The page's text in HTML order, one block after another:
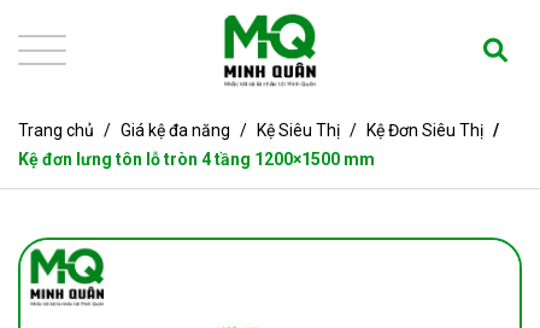
Trang chủ Giá kệ đa năng Kệ Siêu Thị
Kệ Đơn Siêu Thị
Kệ đơn lưng tôn lỗ tròn 4 tầng 1200×1500 mm